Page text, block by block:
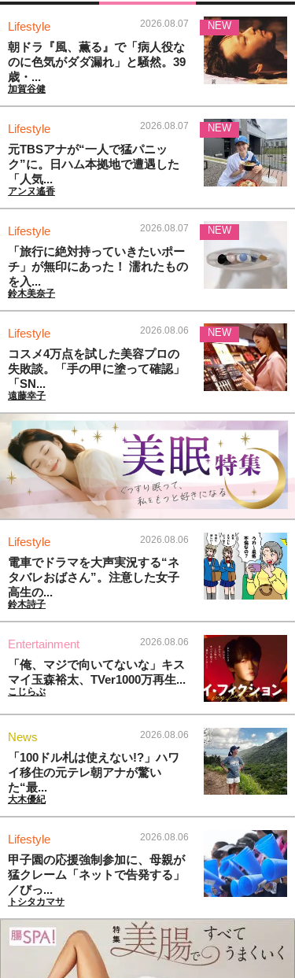
Lifestyle 2026.08.07
朝ドラ『風、薫る』で「病人役な
のに色気がダダ漏れ」と騒然。39
歳・...
加賀谷健
NEW
Lifestyle 2026.08.07
元TBSアナが“一人で猛パニッ
ク”に。日ハム本拠地で遭遇した
「人気...
アンヌ遙香
NEW
Lifestyle 2026.08.07
「旅行に絶対持っていきたいポー
チ」が無印にあった！ 濡れたもの
を入...
鈴木美奈子
NEW
Lifestyle 2026.08.06
コスメ4万点を試した美容プロの
失敗談。「手の甲に塗って確認」
「SN...
遠藤幸子
NEW
Lifestyle 2026.08.06
電車でドラマを大声実況する“ネ
タバレおばさん”。注意した女子
高生の...
鈴木詩子
Entertainment 2026.08.06
「俺、マジで向いてないな」キス
マイ玉森裕太、TVer1000万再生...
こじらぶ
News 2026.08.06
「100ドル札は使えない!?」ハワ
イ移住の元テレ朝アナが驚い
た“最...
大木優紀
Lifestyle 2026.08.06
甲子園の応援強制参加に、母親が
猛クレーム「ネットで告発する」
／びっ...
トシタカマサ